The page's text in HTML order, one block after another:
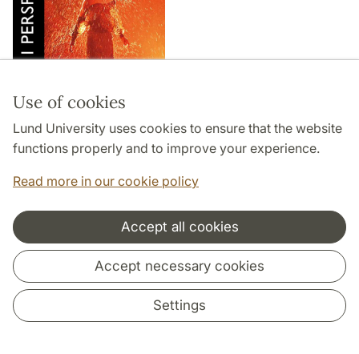
Use of cookies
Lund University uses cookies to ensure that the website
functions properly and to improve your experience.
Read more in our cookie policy
Accept all cookies
Accept necessary cookies
Settings
Publik i perspektiv
| Malena Forsare, Anja Mølle Lindelof (ed.) |Publik i
perspektiv. Teaterarbete i Öresundsregionen
Makadam | 2013 |
Två teaterpjäser uppförda av fyra teatrar på tre scener
och i ett tält, i tre länder, på flera nordiska språk – att
kalla projektet Teaterdialog Öresund för en avancerad